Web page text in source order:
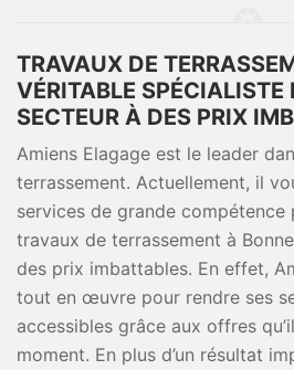
TRAVAUX DE
VÉRITABLE SPÉCIALISTE
SECTEUR À DES PRIX
Amiens Elagage est le leader
terrassement. Actuellement, il
services de grande compétence
travaux de terrassement à
des prix imbattables. En effet,
tout en œuvre pour rendre ses
accessibles grâce aux offres
moment. En plus d’un résultat